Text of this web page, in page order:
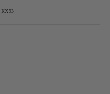
КХ93